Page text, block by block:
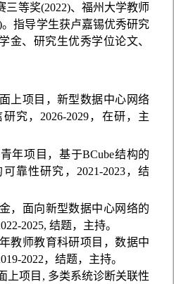
三等奖(2022)、福州大学教师
指导学生获卢嘉锡优秀研究
金、研究生优秀学位论文、
上项目，新型数据中心网络
究，2026-2029，在研，主
年项目，基于BCube结构的
靠性研究，2021-2023，结
，面向新型数据中心网络的
2025, 结题，主持。
教师教育科研项目，数据中
2022，结题，主持。
上项目, 多类系统诊断关联性